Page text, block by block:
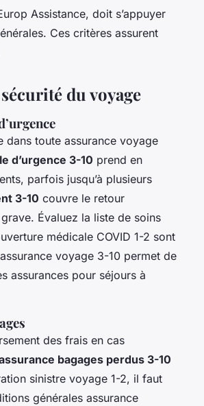
Assistance, doit s’appuyer
Ces critères assurent
du voyage
dans toute assurance voyage
d’urgence 3-10 prend en
parfois jusqu’à plusieurs
3-10 couvre le retour
Évaluez la liste de soins
médicale COVID 1-2 sont
voyage 3-10 permet de
assurances pour séjours à
des frais en cas
bagages perdus 3-10
sinistre voyage 1-2, il faut
générales assurance